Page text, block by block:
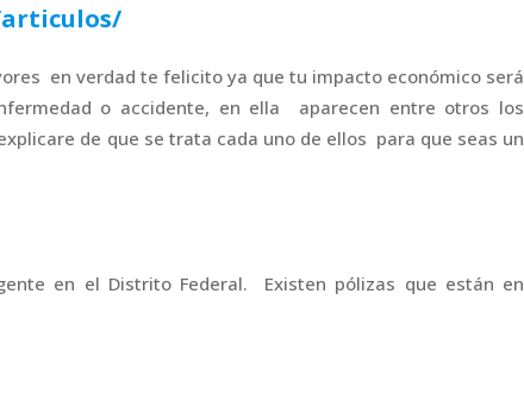
en verdad te felicito ya que tu impacto económico será
o accidente, en ella aparecen entre otros los
de que se trata cada uno de ellos para que seas un
en el Distrito Federal. Existen pólizas que están en